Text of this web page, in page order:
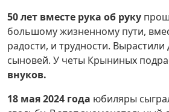
50 лет вместе рука об руку
большому жизненному пути,
радости, и трудности. Вырастили
сыновей. У четы Крыниных
внуков.
18 мая 2024 года юбиляры